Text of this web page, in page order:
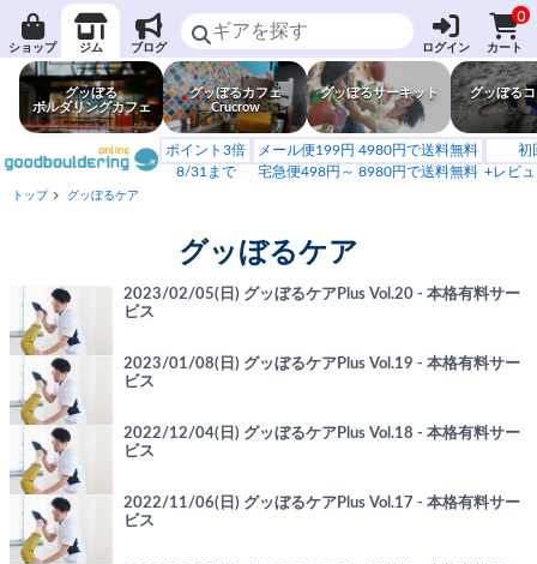
ショップ ジム ブログ ログイン
0
カート
グッぼる
ボルダリングカフェ
グッぼるカフェ
Crucrow
グッぼるサーキット グッぼる
ポイント3倍
8/31まで
メール便199円 4980円で送料無料
宅急便498円～ 8980円で送料無料
初
+レビ
トップ グッぼるケア
グッぼるケア
2023/02/05(日) グッぼるケアPlus Vol.20 - 本格有料サー
ビス
2023/01/08(日) グッぼるケアPlus Vol.19 - 本格有料サー
ビス
2022/12/04(日) グッぼるケアPlus Vol.18 - 本格有料サー
ビス
2022/11/06(日) グッぼるケアPlus Vol.17 - 本格有料サー
ビス